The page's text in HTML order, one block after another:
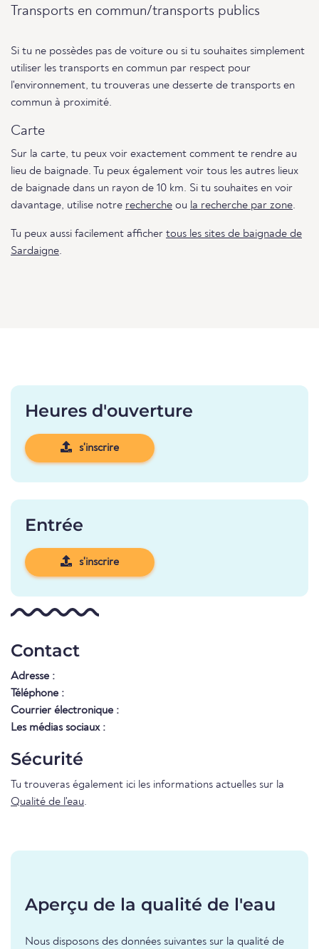
Transports en commun/transports publics
Si tu ne possèdes pas de voiture ou si tu souhaites simplement
utiliser les transports en commun par respect pour
l'environnement, tu trouveras une desserte de transports en
commun à proximité.
Carte
Sur la carte, tu peux voir exactement comment te rendre au
lieu de baignade. Tu peux également voir tous les autres lieux
de baignade dans un rayon de 10 km. Si tu souhaites en voir
davantage, utilise notre recherche ou la recherche par zone.
Tu peux aussi facilement afficher tous les sites de baignade de
Sardaigne.
Heures d'ouverture
s'inscrire
Entrée
s'inscrire
Contact
Adresse :
Téléphone :
Courrier électronique :
Les médias sociaux :
Sécurité
Tu trouveras également ici les informations actuelles sur la
Qualité de l'eau.
Aperçu de la qualité de l'eau
Nous disposons des données suivantes sur la qualité de